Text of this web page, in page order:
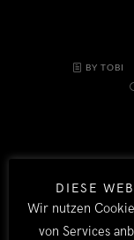
BY TOBI
DIESE
Wir nutzen
von Services